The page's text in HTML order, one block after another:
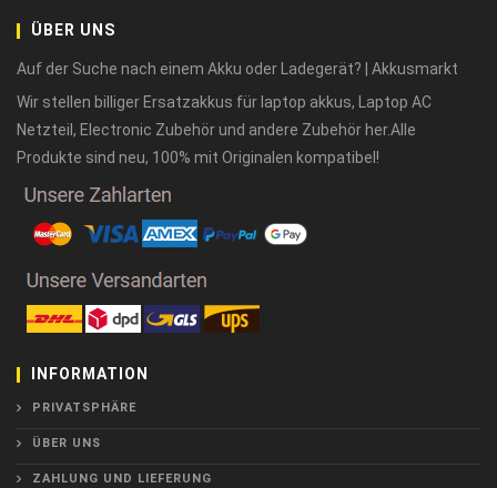
ÜBER UNS
Auf der Suche nach einem Akku oder Ladegerät? | Akkusmarkt
Wir stellen billiger Ersatzakkus für laptop akkus, Laptop AC
Netzteil, Electronic Zubehör und andere Zubehör her.Alle
Produkte sind neu, 100% mit Originalen kompatibel!
INFORMATION
PRIVATSPHÄRE
ÜBER UNS
ZAHLUNG UND LIEFERUNG